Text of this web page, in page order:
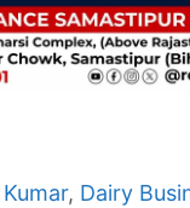
, Dairy